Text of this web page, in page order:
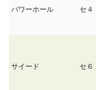
パワーホール セ４
サイード セ６